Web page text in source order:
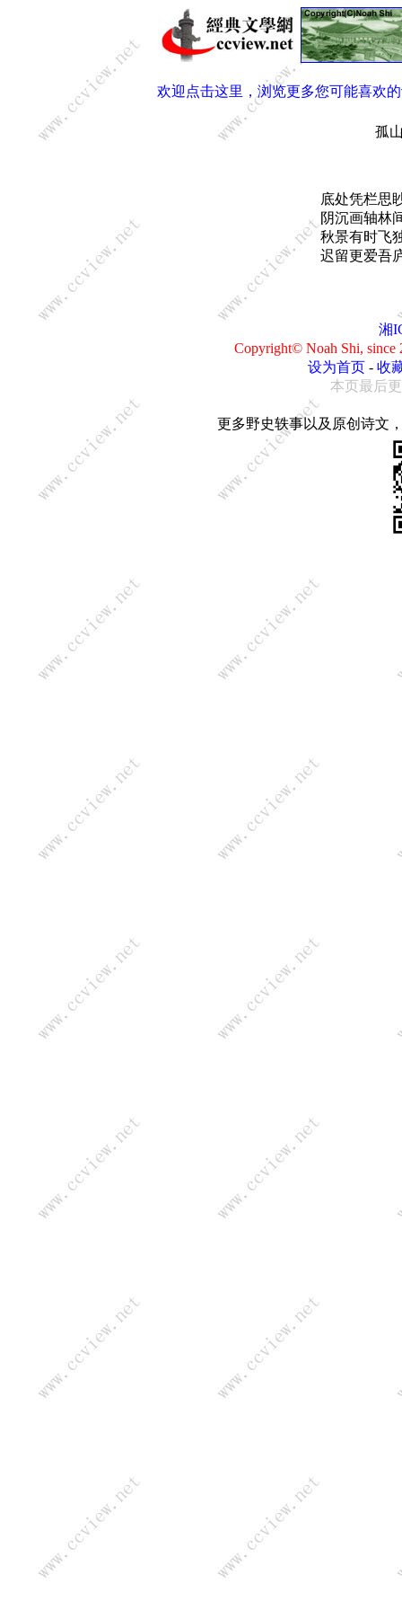
欢迎点击这里，浏览更多您可能喜欢
孤
底处凭栏思
阴沉画轴林
秋景有时飞
迟留更爱吾
湘
Copyright© Noah Shi,
设为首页- 收
本页最后
更多野史轶事以及原创诗文